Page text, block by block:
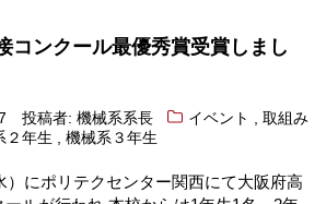
コンクール最優秀賞受賞しまし
投稿者: 機械系系長 イベント ,取組み
２年生 機械系３年生
）にポリテクセンター関西にて大阪府高